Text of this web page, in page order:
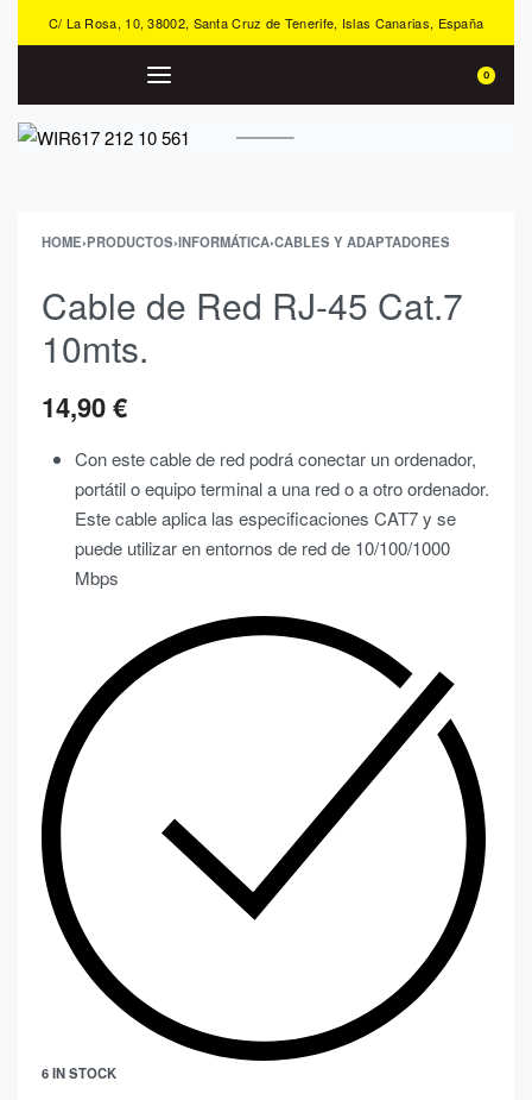
C/ La Rosa, 10, 38002, Santa Cruz de Tenerife, Islas Canarias, España
0
HOME›PRODUCTOS›INFORMÁTICA›CABLES Y ADAPTADORES
Cable de Red RJ-45 Cat.7
10mts.
14,90€
Con este cable de red podrá conectar un ordenador,
portátil o equipo terminal a una red o a otro ordenador.
Este cable aplica las especificaciones CAT7 y se
puede utilizar en entornos de red de 10/100/1000
Mbps
6 IN STOCK